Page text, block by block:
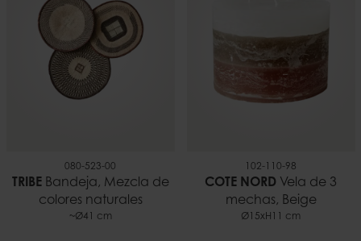
080-523-00
TRIBEBandeja, Mezcla de
colores naturales
~Ø41 cm
102-110-98
COTE NORD Vela de 3
mechas, Beige
Ø15xH11 cm